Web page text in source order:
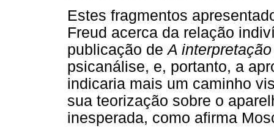
Estes fragmentos
Freud acerca da relação
publicação deA
psicanálise, e, portanto, a
indicaria mais um caminho
sua teorização sobre o
inesperada, como afirma